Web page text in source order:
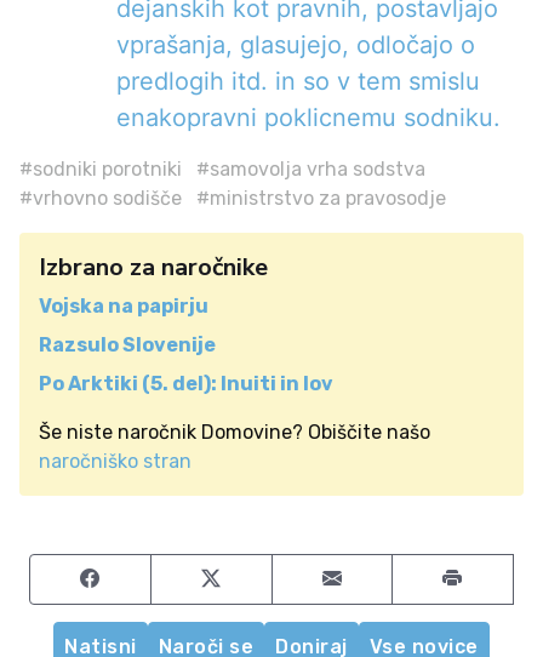
dejanskih kot pravnih, postavljajo
vprašanja, glasujejo, odločajo o
predlogih itd. in so v tem smislu
enakopravni poklicnemu sodniku.
#sodniki porotniki
#samovolja vrha sodstva
#vrhovno sodišče
#ministrstvo za pravosodje
Izbrano za naročnike
Vojska na papirju
Razsulo Slovenije
Po Arktiki (5. del): Inuiti in lov
Še niste naročnik Domovine? Obiščite našo
naročniško stran
Share on FacebookShare on TwitterShare by email
Natisni Naroči se Doniraj Vse novice